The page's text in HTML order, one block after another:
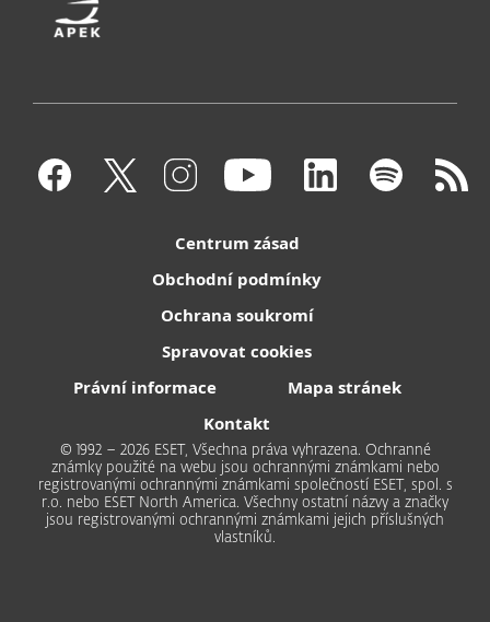
Centrum zásad
Obchodní podmínky
Ochrana soukromí
Spravovat cookies
Právní informace
Mapa stránek
Kontakt
© 1992 – 2026 ESET, Všechna práva vyhrazena. Ochranné
známky použité na webu jsou ochrannými známkami nebo
registrovanými ochrannými známkami společností ESET, spol. s
r.o. nebo ESET North America. Všechny ostatní názvy a značky
jsou registrovanými ochrannými známkami jejich příslušných
vlastníků.